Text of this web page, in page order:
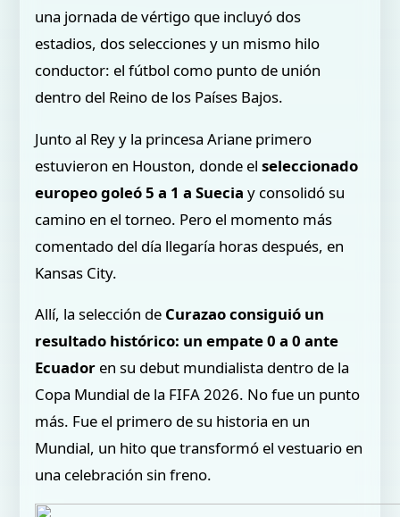
una jornada de vértigo que incluyó dos
estadios, dos selecciones y un mismo hilo
conductor: el fútbol como punto de unión
dentro del Reino de los Países Bajos.
Junto al Rey y la princesa Ariane primero
estuvieron en Houston, donde elseleccionado
europeo goleó 5 a 1 a Sueciay consolidó su
camino en el torneo. Pero el momento más
comentado del día llegaría horas después, en
Kansas City.
Allí, la selección de Curazao consiguió un
resultado histórico: un empate 0 a 0 ante
Ecuador en su debut mundialista dentro de la
Copa Mundial de la FIFA 2026. No fue un punto
más. Fue el primero de su historia en un
Mundial, un hito que transformó el vestuario en
una celebración sin freno.